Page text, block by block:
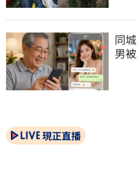
同
男
現正直播